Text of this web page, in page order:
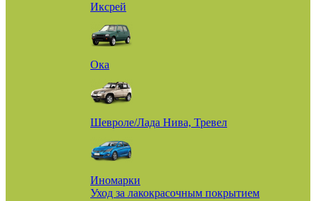
Иксрей
Ока
Шевроле/Лада Нива, Тревел
Иномарки
Уход за лакокрасочным покрытием